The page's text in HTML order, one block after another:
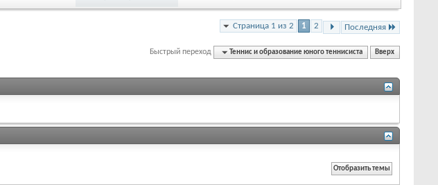
Страница 1 из 2 1 2 Последняя
Быстрый переход Теннис и образование юного теннисиста Вверх